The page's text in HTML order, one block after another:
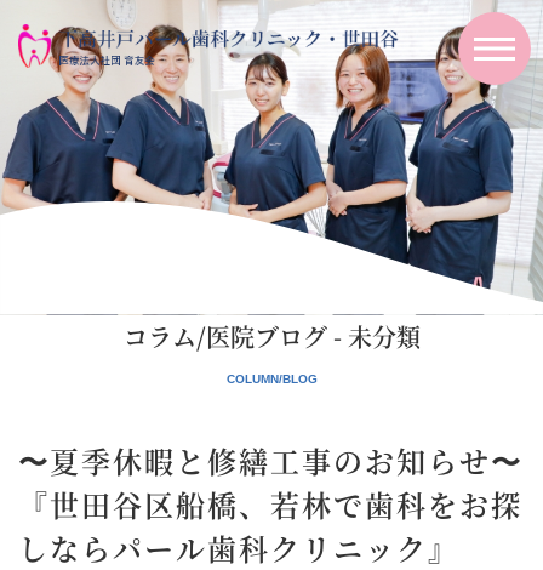
コラム/医院ブログ - 未分類
〜夏季休暇と修繕工事のお知らせ〜
『世田谷区船橋、若林で歯科をお探
しならパール歯科クリニック』